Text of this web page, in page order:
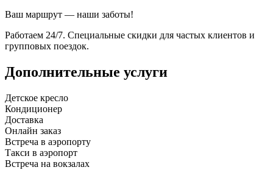
Ваш маршрут — наши заботы!
Работаем 24/7. Специальные скидки для частых клиентов и
групповых поездок.
Дополнительные услуги
Детское кресло
Кондиционер
Доставка
Онлайн заказ
Встреча в аэропорту
Такси в аэропорт
Встреча на вокзалах